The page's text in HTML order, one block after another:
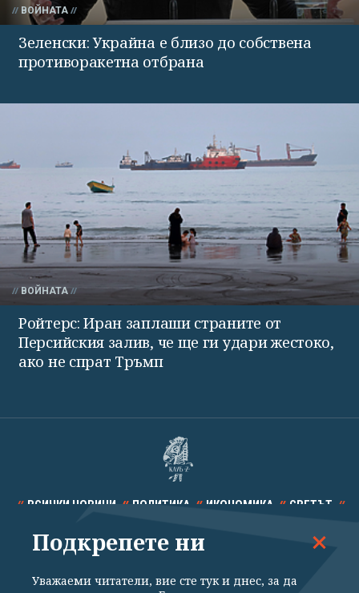
ВОЙНАТА
Зеленски: Украйна е близо до собствена
противоракетна отбрана
ВОЙНАТА
Ройтерс: Иран заплаши страните от
Персийския залив, че ще ги удари жестоко,
ако не спрат Тръмп
ВСИЧКИ НОВИНИ ПОЛИТИКА ИКОНОМИКА СВЕТЪТ
СПОРТ КУЛТУРА ТЕХНОЛОГИИ КАЛЕЙДОСКОП
Подкрепете ни
Уважаеми читатели, вие сте тук и днес, за да